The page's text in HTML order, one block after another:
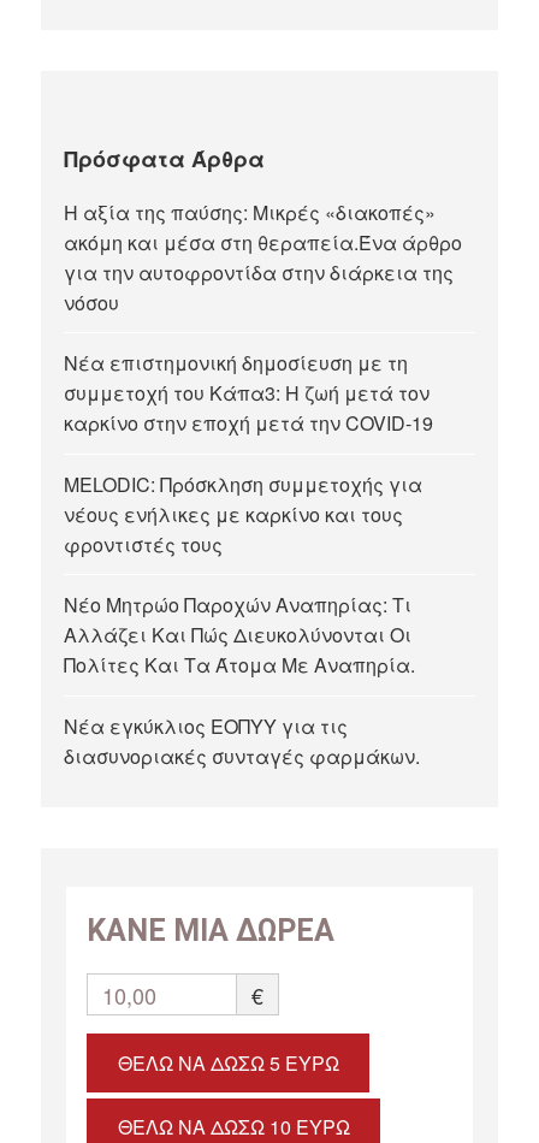
Πρόσφατα Άρθρα
Η αξία της παύσης: Μικρές «διακοπές»
ακόμη και μέσα στη θεραπεία.Ένα άρθρο
για την αυτοφροντίδα στην διάρκεια της
νόσου
Νέα επιστημονική δημοσίευση με τη
συμμετοχή του Κάπα3: Η ζωή μετά τον
καρκίνο στην εποχή μετά την COVID-19
MELODIC: Πρόσκληση συμμετοχής για
νέους ενήλικες με καρκίνο και τους
φροντιστές τους
Νέο Μητρώο Παροχών Αναπηρίας: Τι
Αλλάζει Και Πώς Διευκολύνονται Οι
Πολίτες Και Τα Άτομα Με Αναπηρία.
Νέα εγκύκλιος ΕΟΠΥΥ για τις
διασυνοριακές συνταγές φαρμάκων.
ΚΑΝΕ ΜΙΑ ΔΩΡΕΑ
10,00 €
ΘΈΛΩ ΝΑ ΔΏΣΩ 5 ΕΥΡΏ
ΘΈΛΩ ΝΑ ΔΏΣΩ 10 ΕΥΡΏ